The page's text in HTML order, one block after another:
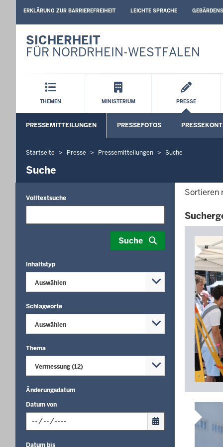
SPRACHEN
ERKLÄRUNG ZUR BARRIEREFREIHEIT LEICHTE SPRACHE
SICHERHEIT
FÜR NORDRHEIN-WESTFALEN
Hauptmenü
THEMEN MINISTERIUM PRESSE
PRESSEMITTEILUNGEN PRESSEFOTOS
Sie
befinden
Startseite Presse Pressemitteilungen Suche
Suche
Volltextsuche
Suche
Inhaltstyp
Auswählen
Schlagworte
Auswählen
Thema
Vermessung (12)
Änderungsdatum
Datum von
Datum bis
Sortieren
Your
yielded
results.